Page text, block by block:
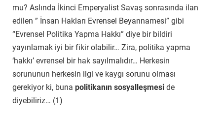
mu? Aslında İkinci Emperyalist Savaş sonrasında ilan
edilen ” İnsan Hakları Evrensel Beyannamesi” gibi
“Evrensel Politika Yapma Hakkı” diye bir bildiri
yayınlamak iyi bir fikir olabilir… Zira, politika yapma
‘hakkı’ evrensel bir hak sayılmalıdır… Herkesin
sorununun herkesin ilgi ve kaygı sorunu olması
gerekiyor ki, buna politikanın sosyalleşmesi de
diyebiliriz… (1)